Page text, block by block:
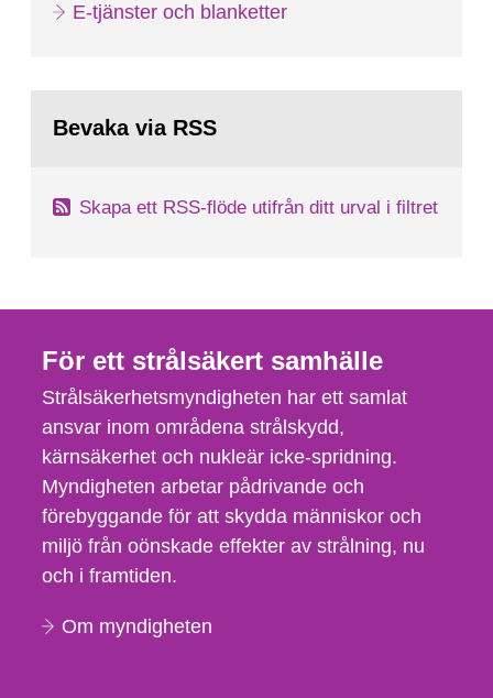
E-tjänster och blanketter
Bevaka via RSS
Skapa ett RSS-flöde utifrån ditt urval i filtret
För ett strålsäkert samhälle
Strålsäkerhetsmyndigheten har ett samlat
ansvar inom områdena strålskydd,
kärnsäkerhet och nukleär icke-spridning.
Myndigheten arbetar pådrivande och
förebyggande för att skydda människor och
miljö från oönskade effekter av strålning, nu
och i framtiden.
Om myndigheten